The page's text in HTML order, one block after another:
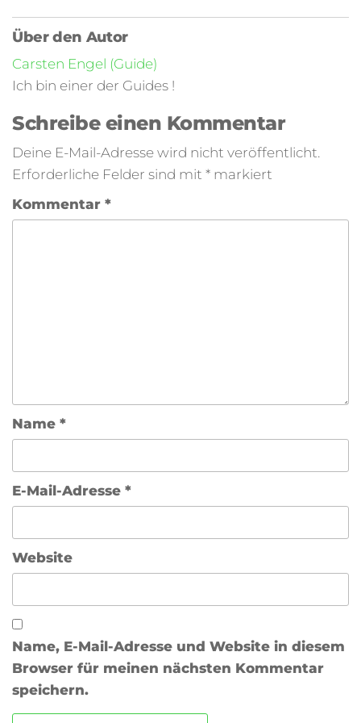
Über den Autor
Carsten Engel (Guide)
Ich bin einer der Guides !
Schreibe einen Kommentar
Deine E-Mail-Adresse wird nicht veröffentlicht.
Erforderliche Felder sind mit * markiert
Kommentar *
Name *
E-Mail-Adresse *
Website
Name, E-Mail-Adresse und Website in diesem
Browser für meinen nächsten Kommentar
speichern.